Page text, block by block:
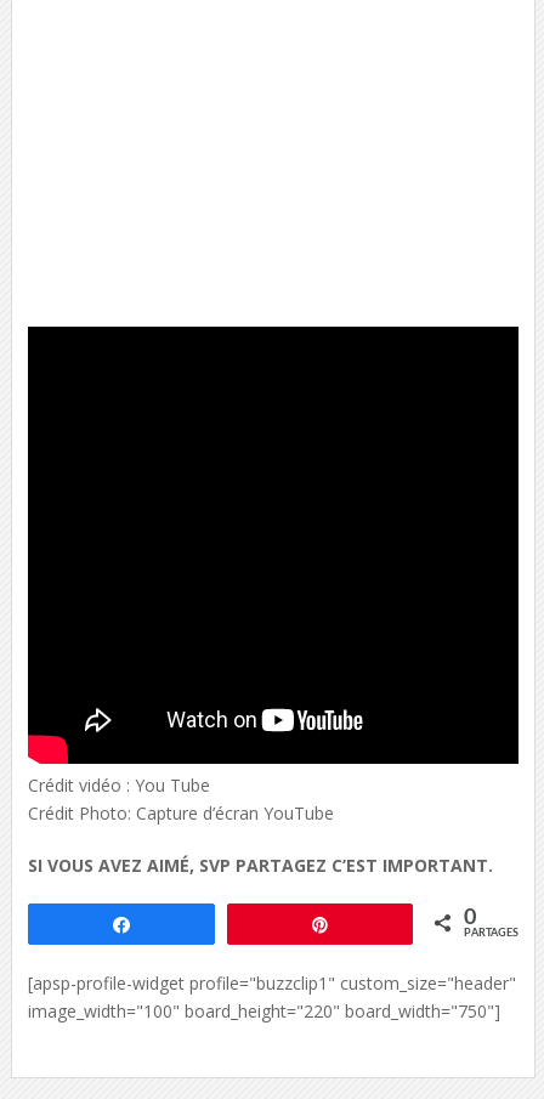
Crédit vidéo : You Tube
Crédit Photo: Capture d’écran YouTube
SI VOUS AVEZ AIMÉ, SVP PARTAGEZ C’EST IMPORTANT.
0
PARTAGES
[apsp-profile-widget profile="buzzclip1" custom_size="header"
image_width="100" board_height="220" board_width="750"]